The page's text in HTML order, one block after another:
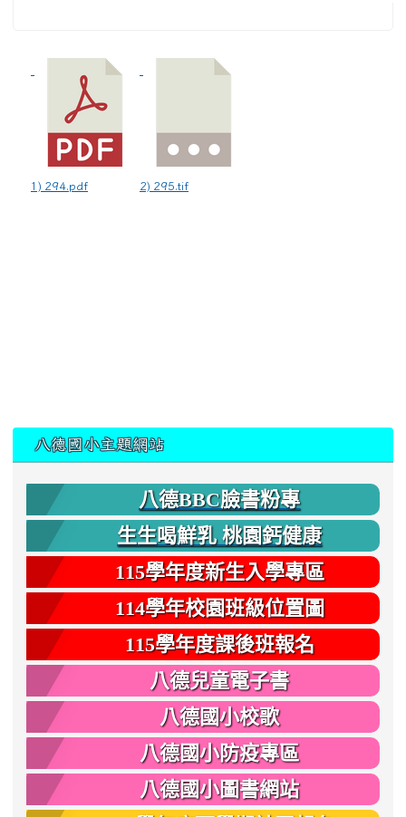
1) 294.pdf 2) 295.tif
八德國小主題網站
八德BBC臉書粉專
生生喝鮮乳 桃園鈣健康
115學年度新生入學專區
114學年校園班級位置圖
115學年度課後班報名
八德兒童電子書
八德國小校歌
八德國小防疫專區
八德國小圖書網站